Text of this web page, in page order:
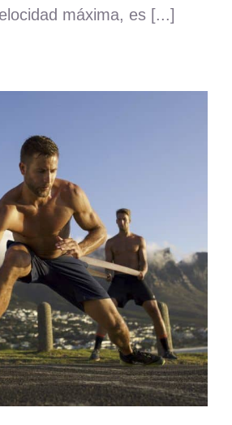
máxima, es [...]